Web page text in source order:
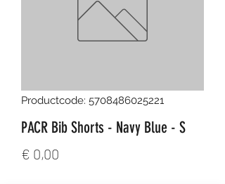
Productcode: 5708486025221
PACR Bib Shorts - Navy Blue - S
€ 0,00